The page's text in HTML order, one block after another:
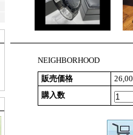
NEIGHBORHOOD
販売価格
購入数